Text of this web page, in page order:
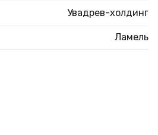
Увадрев-холдинг
Ламель